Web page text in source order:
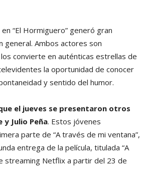
“El Hormiguero” generó gran
Ambos actores son
convierte en auténticas estrellas de
la oportunidad de conocer
y sentido del humor.
el jueves se presentaron otros
Julio Peña. Estos jóvenes
parte de “A través de mi ventana”,
entrega de la película, titulada “A
streaming Netflix a partir del 23 de